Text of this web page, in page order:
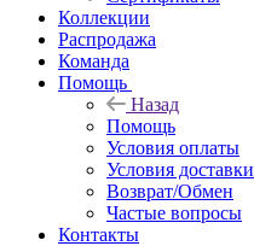
Коллекции
Распродажа
Команда
Помощь
Назад
Помощь
Условия оплаты
Условия доставки
Возврат/Обмен
Частые вопросы
Контакты